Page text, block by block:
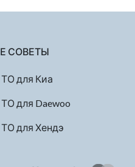
СОВЕТЫ
для Киа
для Daewoo
для Хендэ